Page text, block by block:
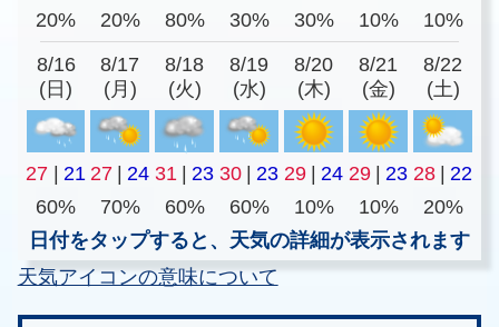
20%
20% 80% 30% 30% 10% 10%
8/16
(日)
8/17
(月)
8/18
(火)
8/19
(水)
8/20
(木)
8/21
(金)
8/22
(土)
27 | 21 27 | 24 31 | 23 30 | 23 29 | 24 29 | 23 28 | 22
60%
70% 60% 60% 10% 10%
20%
日付をタップすると、天気の詳細が表示されます
天気アイコンの意味について